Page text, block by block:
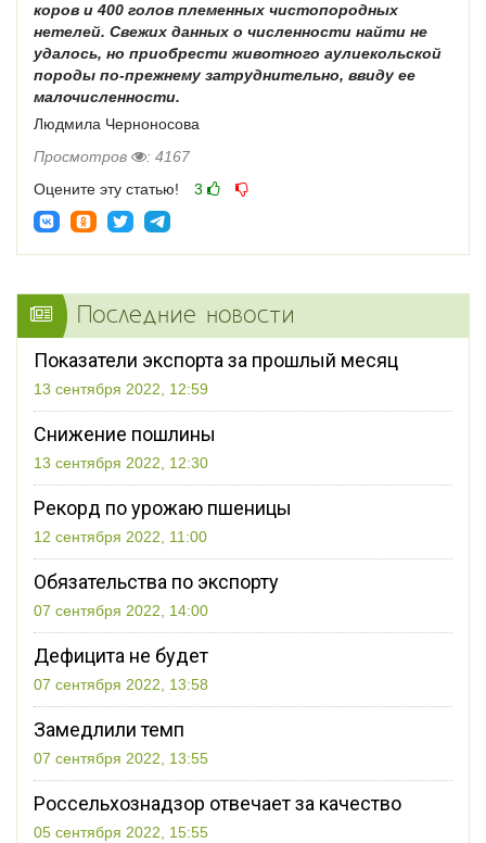
коров и 400 голов племенных чистопородных
нетелей. Свежих данных о численности найти не
удалось, но приобрести животного аулиекольской
породы по-прежнему затруднительно, ввиду ее
малочисленности.
Людмила Черноносова
Просмотров
: 4167
Оцените эту статью!
3
Последние новости
Показатели экспорта за прошлый месяц
13 сентября 2022, 12:59
Снижение пошлины
13 сентября 2022, 12:30
Рекорд по урожаю пшеницы
12 сентября 2022, 11:00
Обязательства по экспорту
07 сентября 2022, 14:00
Дефицита не будет
07 сентября 2022, 13:58
Замедлили темп
07 сентября 2022, 13:55
Россельхознадзор отвечает за качество
05 сентября 2022, 15:55